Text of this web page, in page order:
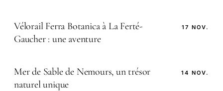
Vélorail Ferra Botanica à La Ferté-
Gaucher : une aventure
17 NOV.
Mer de Sable de Nemours, un trésor
naturel unique
14 NOV.